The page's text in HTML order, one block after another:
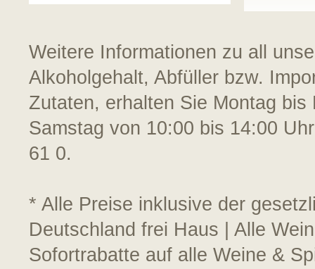
Weitere Informationen zu all
Alkoholgehalt, Abfüller bzw.
Zutaten, erhalten Sie Montag
Samstag von 10:00 bis 14:00
61 0.
* Alle Preise inklusive der
Deutschland frei Haus | Alle
Sofortrabatte auf alle Weine &